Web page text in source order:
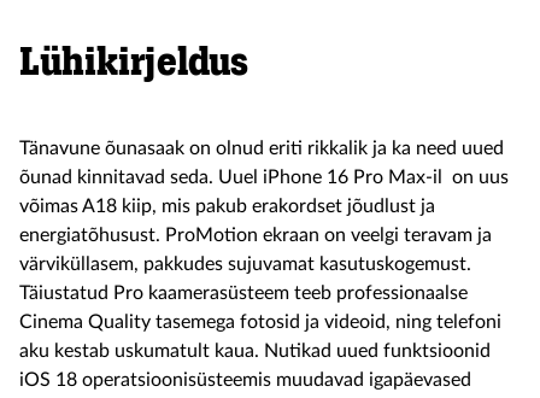
Lühikirjeldus
Tänavune õunasaak on olnud eriti rikkalik ja ka need uued
õunad kinnitavad seda. Uuel iPhone 16 Pro Max-il on uus
võimas A18 kiip, mis pakub erakordset jõudlust ja
energiatõhusust. ProMotion ekraan on veelgi teravam ja
värviküllasem, pakkudes sujuvamat kasutuskogemust.
Täiustatud Pro kaamerasüsteem teeb professionaalse
Cinema Quality tasemega fotosid ja videoid, ning telefoni
aku kestab uskumatult kaua. Nutikad uued funktsioonid
iOS 18 operatsioonisüsteemis muudavad igapäevased